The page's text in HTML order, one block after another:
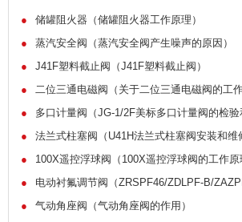
●
储罐阻火器（储罐阻火器工作原理）
●
蒸汽安全阀（蒸汽安全阀产生噪声的原因）
●
J41F塑料截止阀（J41F塑料截止阀）
●
二位三通电磁阀（关于二位三通电磁阀的工作
●
多口计量阀（JG-1/2F美标多口计量阀的检验
●
法兰式柱塞阀（U41H法兰式柱塞阀安装和维
●
100X遥控浮球阀（100X遥控浮球阀的工作原
●
电动衬氟调节阀（ZRSPF46/ZDLPF-B/ZAZPF/电动衬
●
气动角座阀（气动角座阀的作用）